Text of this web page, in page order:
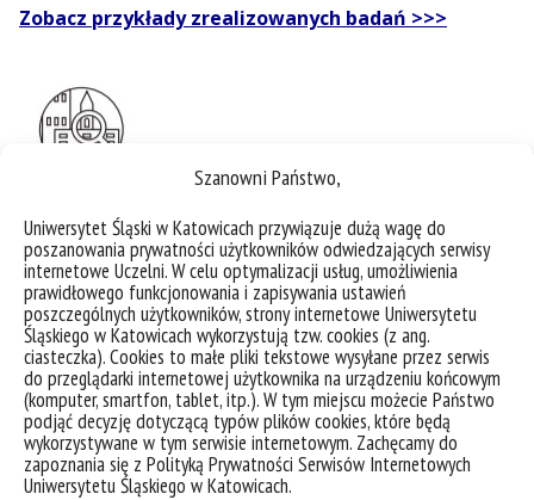
Szanowni Państwo,
Uniwersytet Śląski w Katowicach przywiązuje dużą wagę do
poszanowania prywatności użytkowników odwiedzających serwisy
internetowe Uczelni. W celu optymalizacji usług, umożliwienia
prawidłowego funkcjonowania i zapisywania ustawień
poszczególnych użytkowników, strony internetowe Uniwersytetu
Śląskiego w Katowicach wykorzystują tzw. cookies (z ang.
ciasteczka). Cookies to małe pliki tekstowe wysyłane przez serwis
do przeglądarki internetowej użytkownika na urządzeniu końcowym
(komputer, smartfon, tablet, itp.). W tym miejscu możecie Państwo
podjąć decyzję dotyczącą typów plików cookies, które będą
wykorzystywane w tym serwisie internetowym. Zachęcamy do
zapoznania się z Polityką Prywatności Serwisów Internetowych
Uniwersytetu Śląskiego w Katowicach.
Zobacz przykłady zrealizowanych badań >>>